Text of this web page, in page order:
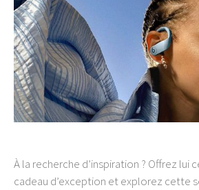
À la recherche d’inspiration ? Offrez lui
cadeau d’exception et explorez cette